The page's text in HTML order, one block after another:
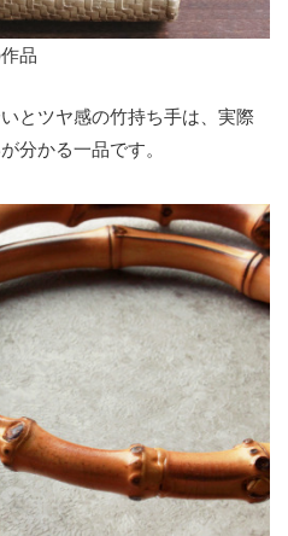
品
とツヤ感の竹持ち手は、実際
分かる一品です。